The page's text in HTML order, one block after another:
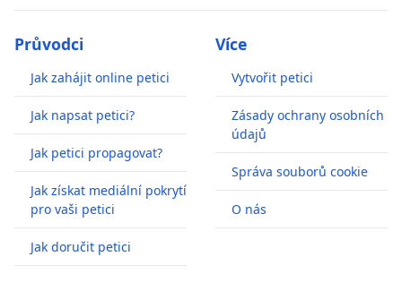
Průvodci
Jak zahájit online petici
Jak napsat petici?
Jak petici propagovat?
Jak získat mediální pokrytí
pro vaši petici
Jak doručit petici
Více
Vytvořit petici
Zásady ochrany osobních
údajů
Správa souborů cookie
O nás